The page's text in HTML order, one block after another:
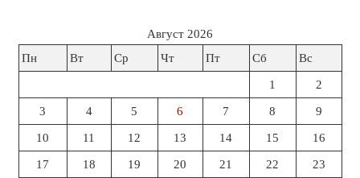
Август 2026
Пн
Вт Ср Чт Пт Сб Вс
1 2
3 4 5 6 7 8 9
10 11 12 13 14 15 16
17 18 19 20 21 22 23